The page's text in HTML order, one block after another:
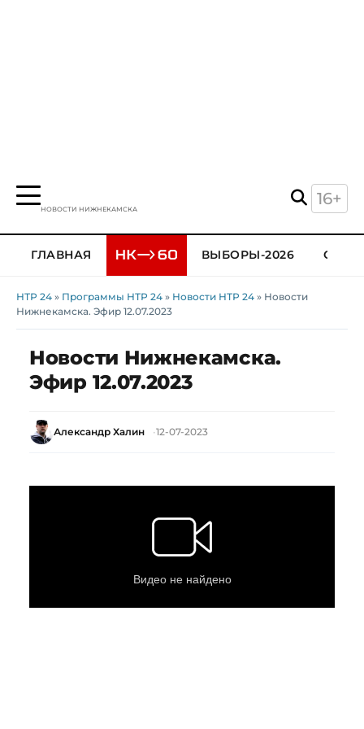
НОВОСТИ НИЖНЕКАМСКА
16+
ГЛАВНАЯ ВЫБОРЫ-2026
НТР 24 » Программы НТР 24 » Новости НТР 24 » Новости
Нижнекамска. Эфир 12.07.2023
Новости Нижнекамска.
Эфир 12.07.2023
Александр Халин 12-07-2023